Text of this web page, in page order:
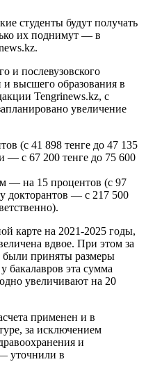
студенты будут получать
их поднимут — в
и послевузовского
высшего образования в
Tengrinews.kz, с
увеличение
(с 41 898 тенге до 47 135
— с 67 200 тенге до 75 600
— на 15 процентов (с 97
докторантов — с 217 500
карте на 2021-2025 годы,
вдвое. При этом за
были приняты размеры
бакалавров эта сумма
увеличивают на 20
применен и в
за исключением
и
уточнили в